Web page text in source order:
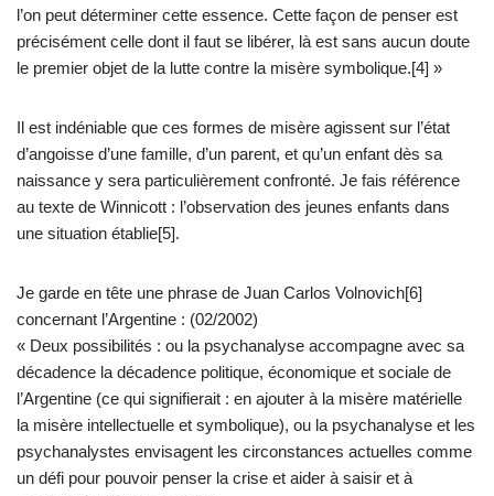
l’on peut déterminer cette essence. Cette façon de penser est
précisément celle dont il faut se libérer, là est sans aucun doute
le premier objet de la lutte contre la misère symbolique.[4] »
Il est indéniable que ces formes de misère agissent sur l’état
d’angoisse d’une famille, d’un parent, et qu’un enfant dès sa
naissance y sera particulièrement confronté. Je fais référence
au texte de Winnicott : l’observation des jeunes enfants dans
une situation établie[5].
Je garde en tête une phrase de Juan Carlos Volnovich[6]
concernant l’Argentine : (02/2002)
« Deux possibilités : ou la psychanalyse accompagne avec sa
décadence la décadence politique, économique et sociale de
l’Argentine (ce qui signifierait : en ajouter à la misère matérielle
la misère intellectuelle et symbolique), ou la psychanalyse et les
psychanalystes envisagent les circonstances actuelles comme
un défi pour pouvoir penser la crise et aider à saisir et à